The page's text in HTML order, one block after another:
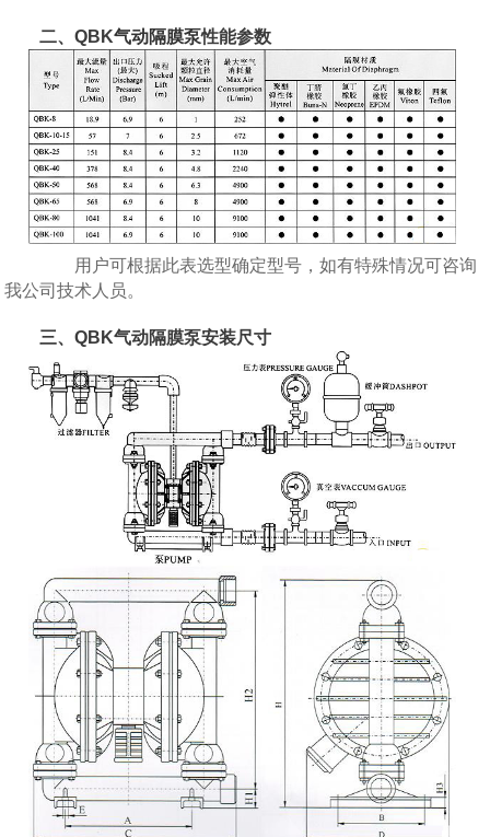
二、QBK气动隔膜泵性能参数
用户可根据此表选型确定型号，如有特殊情况可咨询
我公司技术人员。
三、QBK气动隔膜泵安装尺寸